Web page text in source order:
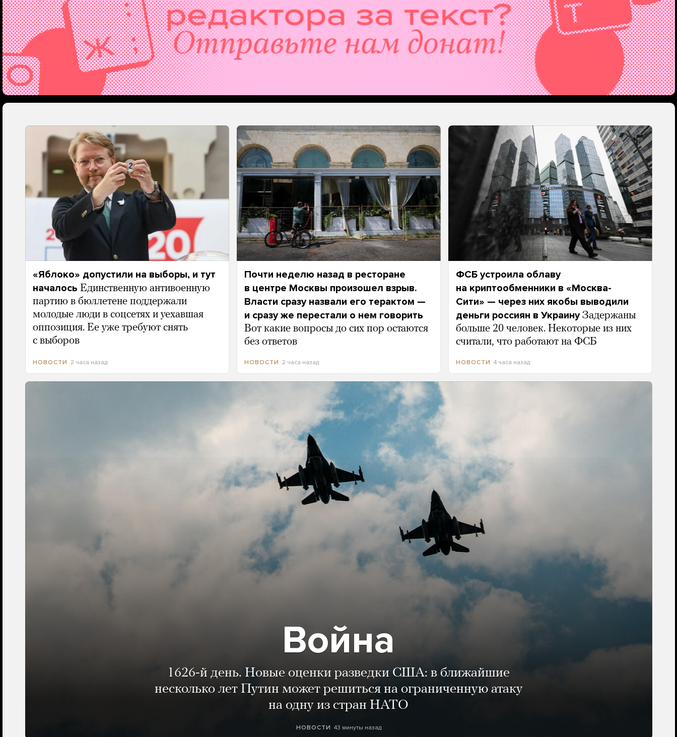
«Яблоко» допустили на выборы, и тут
началось Единственную антивоенную
партию в бюллетене поддержали
молодые люди в соцсетях и уехавшая
оппозиция. Ее уже требуют снять
с выборов
НОВОСТИ 2 часа назад
Почти неделю назад в ресторане
в центре Москвы произошел взрыв.
Власти сразу назвали его терактом —
и сразу же перестали о нем говорить
Вот какие вопросы до сих пор остаются
без ответов
НОВОСТИ 2 часа назад
ФСБ устроила облаву
на криптообменники в «Москва-
Сити» — через них якобы выводили
деньги россиян в Украину Задержаны
больше 20 человек. Некоторые из них
считали, что работают на ФСБ
НОВОСТИ 4 часа назад
Война
1626-й день. Новые оценки разведки США: в ближайшие
несколько лет Путин может решиться на ограниченную атаку
на одну из стран НАТО
НОВОСТИ 43 минуты назад